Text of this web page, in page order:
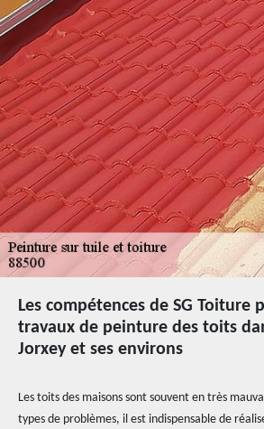
Les compétences de SG Toiture
travaux de peinture des toits
Jorxey et ses environs
Les toits des maisons sont souvent en très
types de problèmes, il est indispensable de